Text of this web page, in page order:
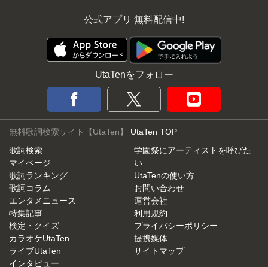
公式アプリ 無料配信中!
UtaTenをフォロー
無料歌詞検索サイト【UtaTen】 UtaTen TOP
歌詞検索
マイページ
歌詞ランキング
歌詞コラム
エンタメニュース
特集記事
検定・クイズ
カラオケUtaTen
ライブUtaTen
インタビュー
学園祭にアーティストを呼びた
い
UtaTenの使い方
お問い合わせ
運営会社
利用規約
プライバシーポリシー
提携媒体
サイトマップ